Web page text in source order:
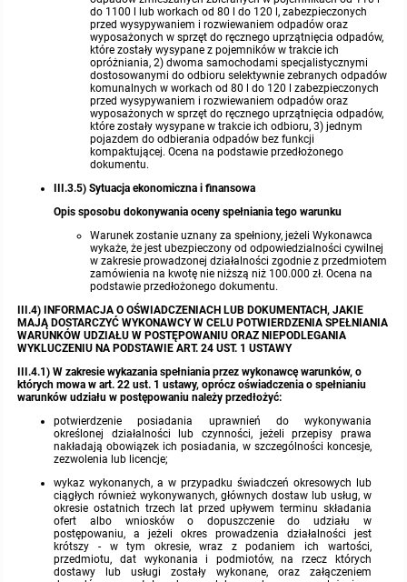
do 1100 l lub workach od 80 l do 120 l, zabezpieczonych
przed wysypywaniem i rozwiewaniem odpadów oraz
wyposażonych w sprzęt do ręcznego uprzątnięcia odpadów,
które zostały wysypane z pojemników w trakcie ich
opróżniania, 2) dwoma samochodami specjalistycznymi
dostosowanymi do odbioru selektywnie zebranych odpadów
komunalnych w workach od 80 l do 120 l zabezpieczonych
przed wysypywaniem i rozwiewaniem odpadów oraz
wyposażonych w sprzęt do ręcznego uprzątnięcia odpadów,
które zostały wysypane w trakcie ich odbioru, 3) jednym
pojazdem do odbierania odpadów bez funkcji
kompaktującej. Ocena na podstawie przedłożonego
dokumentu.
III.3.5) Sytuacja ekonomiczna i finansowa
Opis sposobu dokonywania oceny spełniania tego warunku
Warunek zostanie uznany za spełniony, jeżeli Wykonawca
wykaże, że jest ubezpieczony od odpowiedzialności cywilnej
w zakresie prowadzonej działalności zgodnie z przedmiotem
zamówienia na kwotę nie niższą niż 100.000 zł. Ocena na
podstawie przedłożonego dokumentu.
III.4) INFORMACJA O OŚWIADCZENIACH LUB DOKUMENTACH, JAKIE
MAJĄ DOSTARCZYĆ WYKONAWCY W CELU POTWIERDZENIA SPEŁNIANIA
WARUNKÓW UDZIAŁU W POSTĘPOWANIU ORAZ NIEPODLEGANIA
WYKLUCZENIU NA PODSTAWIE ART. 24 UST. 1 USTAWY
III.4.1) W zakresie wykazania spełniania przez wykonawcę warunków, o
których mowa w art. 22 ust. 1 ustawy, oprócz oświadczenia o spełnianiu
warunków udziału w postępowaniu należy przedłożyć:
potwierdzenie posiadania uprawnień do wykonywania
określonej działalności lub czynności, jeżeli przepisy prawa
nakładają obowiązek ich posiadania, w szczególności koncesje,
zezwolenia lub licencje;
wykaz wykonanych, a w przypadku świadczeń okresowych lub
ciągłych również wykonywanych, głównych dostaw lub usług, w
okresie ostatnich trzech lat przed upływem terminu składania
ofert albo wniosków o dopuszczenie do udziału w
postępowaniu, a jeżeli okres prowadzenia działalności jest
krótszy - w tym okresie, wraz z podaniem ich wartości,
przedmiotu, dat wykonania i podmiotów, na rzecz których
dostawy lub usługi zostały wykonane, oraz załączeniem